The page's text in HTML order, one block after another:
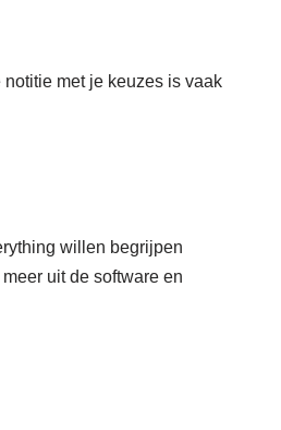
met je keuzes is vaak
willen begrijpen
uit de software en